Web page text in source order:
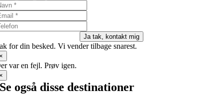
Ja tak, kontakt mig
for din besked. Vi vender tilbage snarest.
var en fejl. Prøv igen.
Se også disse destinationer